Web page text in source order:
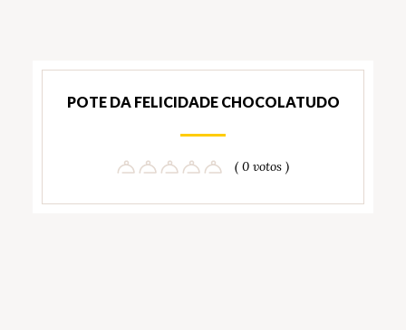
POTE DA FELICIDADE CHOCOLATUDO
( 0 votos )